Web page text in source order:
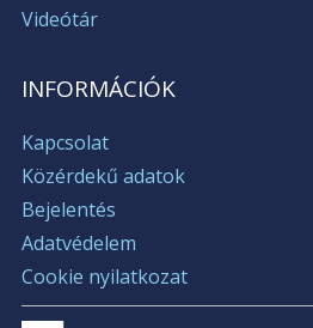
Videótár
INFORMÁCIÓK
Kapcsolat
Közérdekű adatok
Bejelentés
Adatvédelem
Cookie nyilatkozat